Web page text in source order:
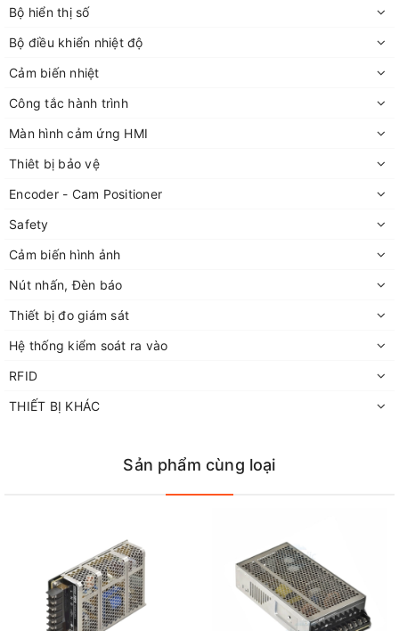
Bộ hiển thị số
Bộ điều khiển nhiệt độ
Cảm biến nhiệt
Công tắc hành trình
Màn hình cảm ứng HMI
Thiêt bị bảo vệ
Encoder - Cam Positioner
Safety
Cảm biến hình ảnh
Nút nhấn, Đèn báo
Thiết bị đo giám sát
Hệ thống kiểm soát ra vào
RFID
THIẾT BỊ KHÁC
Sản phẩm cùng loại